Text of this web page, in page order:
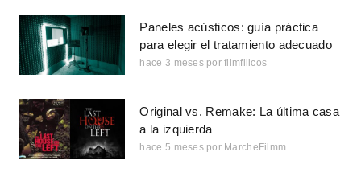
Paneles acústicos: guía práctica
para elegir el tratamiento adecuado
hace 3 meses por filmfilicos
Original vs. Remake: La última casa
a la izquierda
hace 5 meses por MarcheFilmm